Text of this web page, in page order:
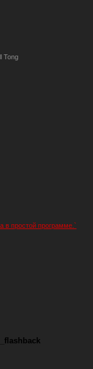
Tong
в простой программе.`
_flashback